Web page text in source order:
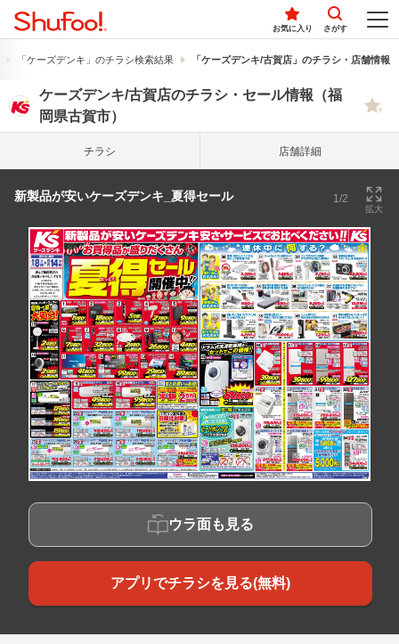
お気に入り さがす
「ケーズデンキ」のチラシ検索結果 「ケーズデンキ/古賀店」のチラシ・店舗情報
ケーズデンキ/古賀店のチラシ・セール情報（福
岡県古賀市）
チラシ 店舗詳細
新製品が安いケーズデンキ_夏得セール 1/2
拡大
ウラ面も見る
アプリでチラシを見る(無料)